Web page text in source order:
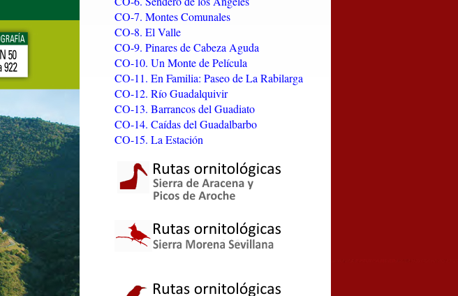
CO-7. Montes Comunales
CO-8. El Valle
CO-9. Pinares de Cabeza Aguda
CO-10. Un Monte de Película
CO-11. En Familia: Paseo de La Rabilarga
CO-12. Río Guadalquivir
CO-13. Barrancos del Guadiato
CO-14. Caídas del Guadalbarbo
CO-15. La Estación